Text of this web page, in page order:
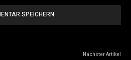
Nächster Artikel